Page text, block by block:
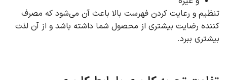
تنظیم و رعایت کردن فهرست بالا باعث آن می‌شود که مصرف
کننده رضایت بیشتری از محصول شما داشته باشد و از آن لذت
بیشتری ببرد.